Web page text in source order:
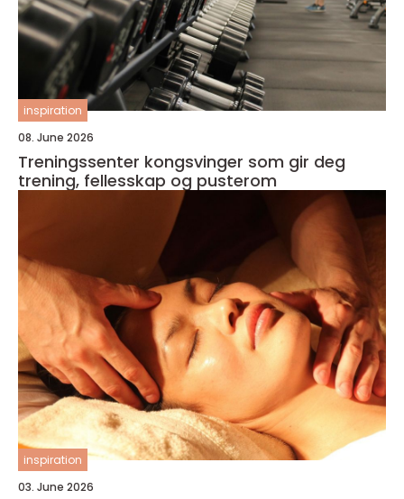
inspiration
08. June 2026
Treningssenter kongsvinger som gir deg
trening, fellesskap og pusterom
inspiration
03. June 2026